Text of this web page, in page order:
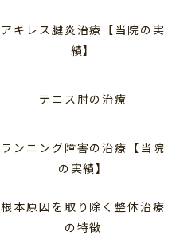
アキレス腱炎治療【当院の実
績】
テニス肘の治療
ランニング障害の治療【当院
の実績】
根本原因を取り除く整体治療
の特徴